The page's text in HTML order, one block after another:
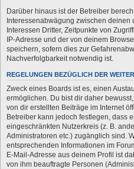
Darüber hinaus ist der Betreiber
Interessenabwägung zwischen
Interessen Dritter, Zeitpunkte von
IP-Adresse und der von deinem
speichern, sofern dies zur
Nachverfolgbarkeit notwendig ist.
REGELUNGEN BEZÜGLICH DER
Zweck eines Boards ist es, einen
ermöglichen. Du bist dir daher
von dir erstellten Beiträge im Internet
Betreiber kann jedoch festlegen, dass
eingeschränkten Nutzerkreis (z. B.
Administratoren etc.) zugänglich sind.
entsprechenden Informationen im
E-Mail-Adresse aus deinem Profil ist
von ihm beauftragte Personen